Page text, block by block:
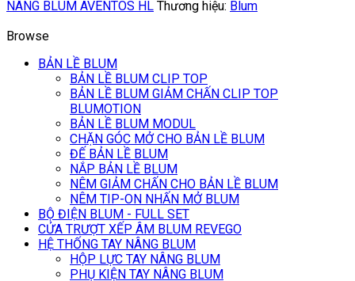
NÂNG BLUM AVENTOS HL Thương hiệu: Blum
Browse
BẢN LỀ BLUM
BẢN LỀ BLUM CLIP TOP
BẢN LỀ BLUM GIẢM CHẤN CLIP TOP
BLUMOTION
BẢN LỀ BLUM MODUL
CHẶN GÓC MỞ CHO BẢN LỀ BLUM
ĐẾ BẢN LỀ BLUM
NẮP BẢN LỀ BLUM
NÊM GIẢM CHẤN CHO BẢN LỀ BLUM
NÊM TIP-ON NHẤN MỞ BLUM
BỘ ĐIỆN BLUM - FULL SET
CỬA TRƯỢT XẾP ÂM BLUM REVEGO
HỆ THỐNG TAY NÂNG BLUM
HỘP LỰC TAY NÂNG BLUM
PHỤ KIỆN TAY NÂNG BLUM